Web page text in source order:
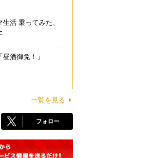
活 乗ってみた、
酒御免！」
一覧を見る
フォロー